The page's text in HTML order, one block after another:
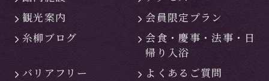
観光案内
会員限定プラン
糸柳ブログ
会食・慶事・ 法事・日
帰り入浴
バリアフリー
よくあるご質問